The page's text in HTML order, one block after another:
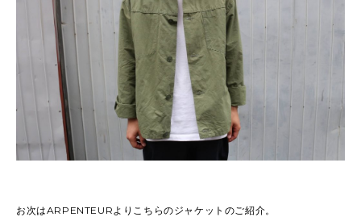
お次はARPENTEURよりこちらのジャケットのご紹介。